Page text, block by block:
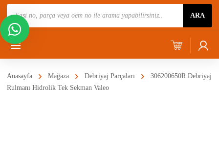
Ara
ARA
Anasayfa Mağaza Debriyaj Parçaları
306200650R Debriyaj
Rulmanı Hidrolik Tek Sekman Valeo